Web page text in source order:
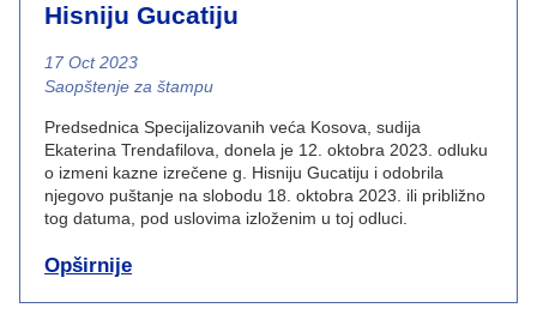
Hisniju Gucatiju
17 Oct 2023
News category
Saopštenje za štampu
Predsednica Specijalizovanih veća Kosova, sudija
Ekaterina Trendafilova, donela je 12. oktobra 2023. odluku
o izmeni kazne izrečene g. Hisniju Gucatiju i odobrila
njegovo puštanje na slobodu 18. oktobra 2023. ili približno
tog datuma, pod uslovima izloženim u toj odluci.
Opširnije